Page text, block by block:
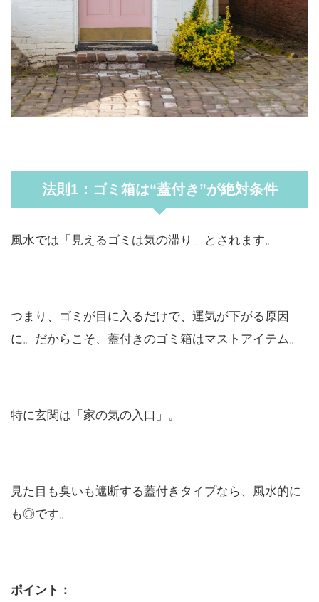
法則1：ゴミ箱は“蓋付き”が絶対条件
風水では「見えるゴミは気の滞り」とされます。
つまり、ゴミが目に入るだけで、運気が下がる原因
に。だからこそ、蓋付きのゴミ箱はマストアイテム。
特に玄関は「家の気の入口」。
見た目も臭いも遮断する蓋付きタイプなら、風水的に
も◎です。
ポイント：